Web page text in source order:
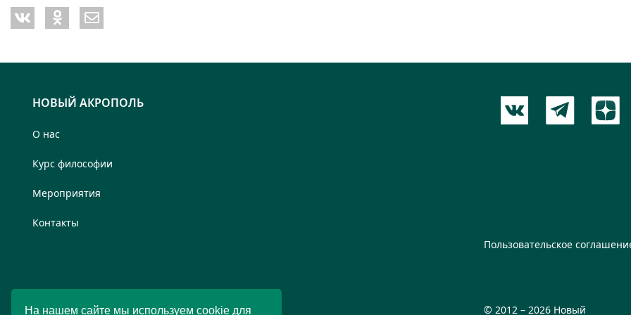
На нашем сайте мы используем cookie для
НОВЫЙ АКРОПОЛЬ
О нас
Курс философии
Мероприятия
Контакты
Пользовательское
© 2012 – 2026 Новый